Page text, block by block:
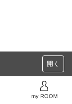
開く
my ROOM